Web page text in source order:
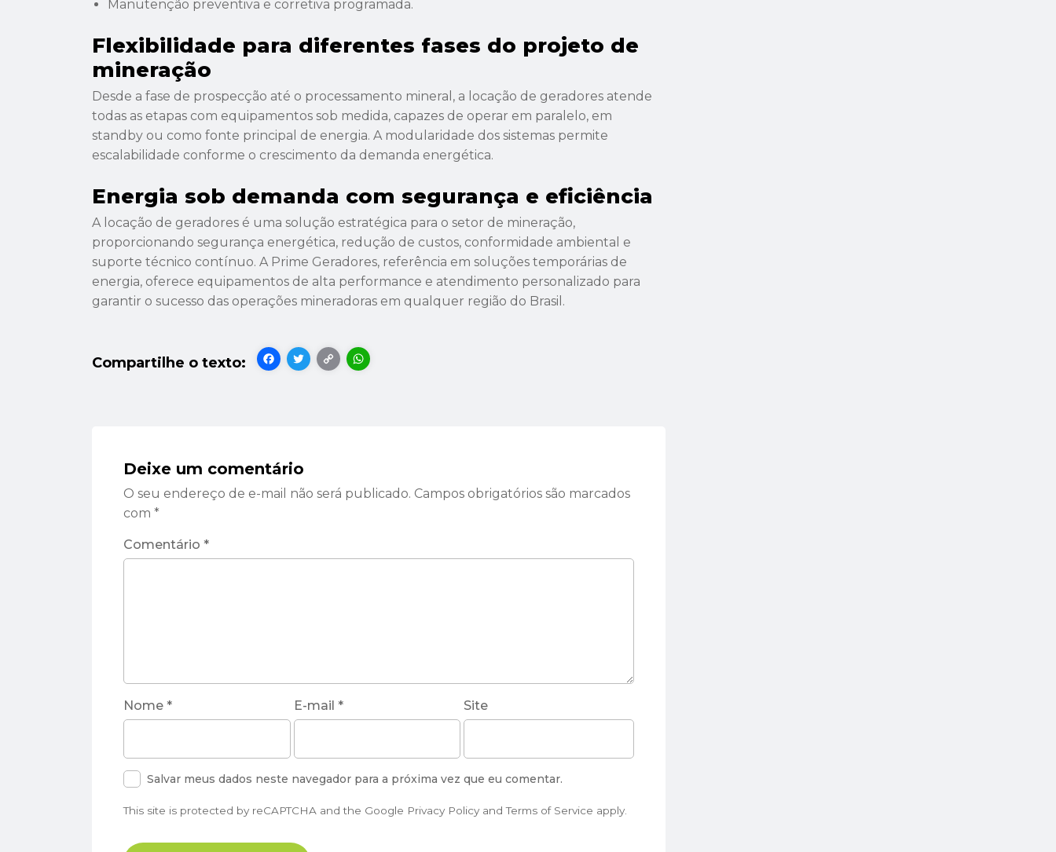
Manutenção preventiva e corretiva programada.
Flexibilidade para diferentes fases do projeto de
mineração
Desde a fase de prospecção até o processamento mineral, a locação de geradores atende
todas as etapas com equipamentos sob medida, capazes de operar em paralelo, em
standby ou como fonte principal de energia. A modularidade dos sistemas permite
escalabilidade conforme o crescimento da demanda energética.
Energia sob demanda com segurança e eficiência
A locação de geradores é uma solução estratégica para o setor de mineração,
proporcionando segurança energética, redução de custos, conformidade ambiental e
suporte técnico contínuo. A Prime Geradores, referência em soluções temporárias de
energia, oferece equipamentos de alta performance e atendimento personalizado para
garantir o sucesso das operações mineradoras em qualquer região do Brasil.
Facebook
Twitter
Copy
Deixe um comentário
O seu endereço de e-mail não será publicado. Campos obrigatórios são marcados
com *
Comentário *
Nome * E-mail * Site
Salvar meus dados neste navegador para a próxima vez que eu comentar.
This site is protected by reCAPTCHA and the Google Privacy Policy andTerms of Service apply.